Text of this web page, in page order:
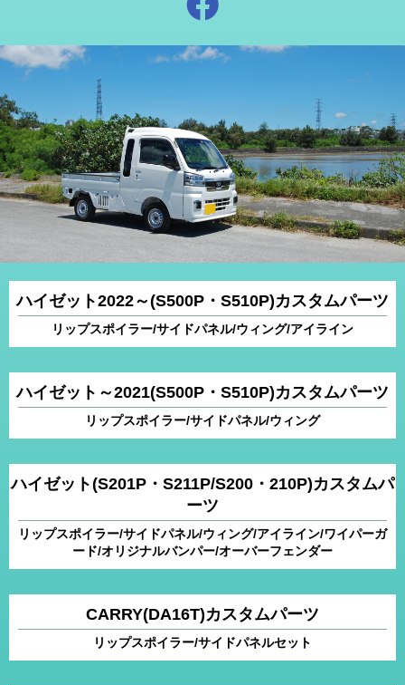
ハイゼット2022～(S500P・S510P)カスタムパーツ
リップスポイラー/サイドパネル/ウィング/アイライン
ハイゼット～2021(S500P・S510P)カスタムパーツ
リップスポイラー/サイドパネル/ウィング
ハイゼット(S201P・S211P/S200・210P)カスタムパ
ーツ
リップスポイラー/サイドパネル/ウィング/アイライン/ワイパーガ
ード/オリジナルバンパー/オーバーフェンダー
CARRY(DA16T)カスタムパーツ
リップスポイラー/サイドパネルセット